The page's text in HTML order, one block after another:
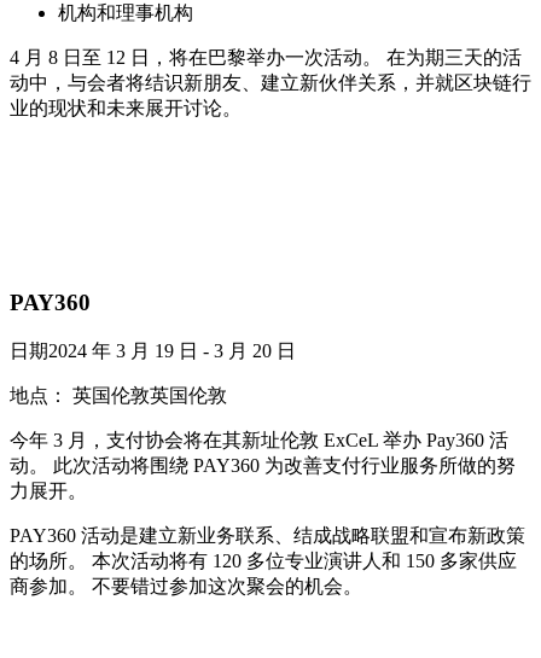
机构和理事机构
4 月 8 日至 12 日，将在巴黎举办一次活动。 在为期三天的活
动中，与会者将结识新朋友、建立新伙伴关系，并就区块链行
业的现状和未来展开讨论。
PAY360
日期2024 年 3 月 19 日 - 3 月 20 日
地点： 英国伦敦英国伦敦
今年 3 月，支付协会将在其新址伦敦 ExCeL 举办 Pay360 活
动。 此次活动将围绕 PAY360 为改善支付行业服务所做的努
力展开。
PAY360 活动是建立新业务联系、结成战略联盟和宣布新政策
的场所。 本次活动将有 120 多位专业演讲人和 150 多家供应
商参加。 不要错过参加这次聚会的机会。